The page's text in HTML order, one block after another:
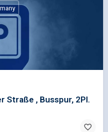
Straße , Busspur, 2Pl.